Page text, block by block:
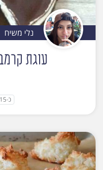
נלי משיח
עוגת
כ-15 דקות